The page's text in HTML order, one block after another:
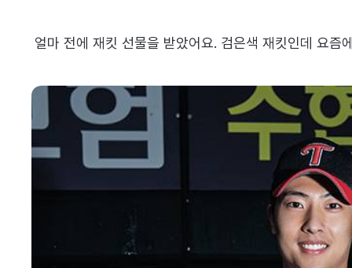
얼마 전에 재킷 선물을 받았어요. 검은색 재킷인데 요즘